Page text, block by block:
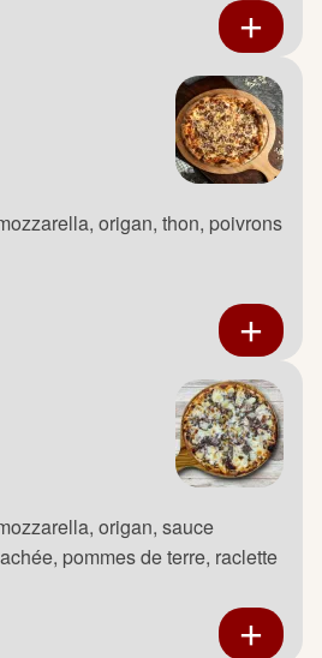
origan, thon, poivrons
origan, sauce
pommes de terre, raclette